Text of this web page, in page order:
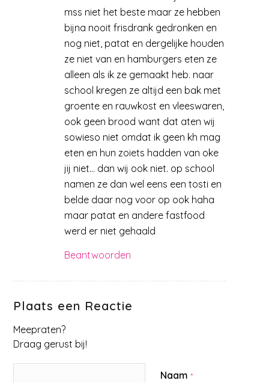
mss niet het beste maar ze hebben
bijna nooit frisdrank gedronken en
nog niet, patat en dergelijke houden
ze niet van en hamburgers eten ze
alleen als ik ze gemaakt heb. naar
school kregen ze altijd een bak met
groente en rauwkost en vleeswaren,
ook geen brood want dat aten wij
sowieso niet omdat ik geen kh mag
eten en hun zoiets hadden van oke
jij niet… dan wij ook niet. op school
namen ze dan wel eens een tosti en
belde daar nog voor op ook haha
maar patat en andere fastfood
werd er niet gehaald
Beantwoorden
Plaats een Reactie
Meepraten?
Draag gerust bij!
Naam*